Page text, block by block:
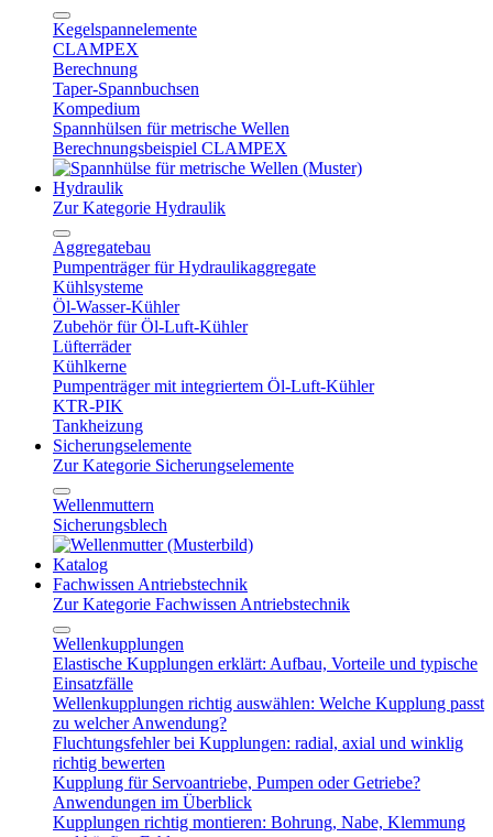
Kegelspannelemente
CLAMPEX
Berechnung
Taper-Spannbuchsen
Kompedium
Spannhülsen für metrische Wellen
Berechnungsbeispiel CLAMPEX
Hydraulik
Zur Kategorie Hydraulik
Aggregatebau
Pumpenträger für Hydraulikaggregate
Kühlsysteme
Öl-Wasser-Kühler
Zubehör für Öl-Luft-Kühler
Lüfterräder
Kühlkerne
Pumpenträger mit integriertem Öl-Luft-Kühler
KTR-PIK
Tankheizung
Sicherungselemente
Zur Kategorie Sicherungselemente
Wellenmuttern
Sicherungsblech
Katalog
Fachwissen Antriebstechnik
Zur Kategorie Fachwissen Antriebstechnik
Wellenkupplungen
Elastische Kupplungen erklärt: Aufbau, Vorteile und typische
Einsatzfälle
Wellenkupplungen richtig auswählen: Welche Kupplung passt
zu welcher Anwendung?
Fluchtungsfehler bei Kupplungen: radial, axial und winklig
richtig bewerten
Kupplung für Servoantriebe, Pumpen oder Getriebe?
Anwendungen im Überblick
Kupplungen richtig montieren: Bohrung, Nabe, Klemmung